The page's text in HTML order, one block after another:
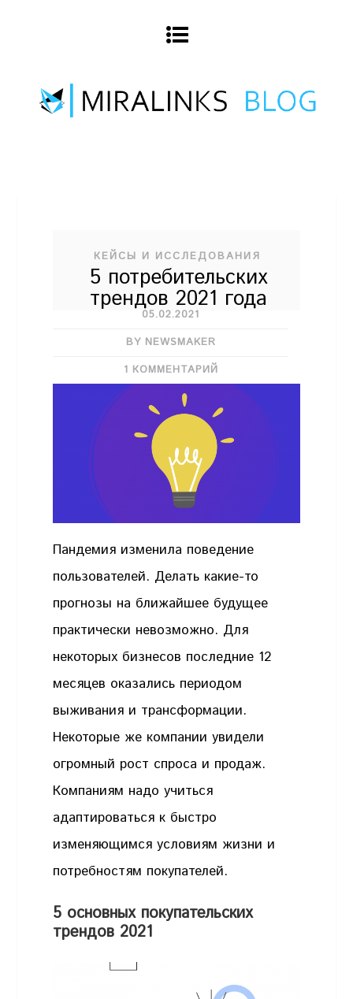
КЕЙСЫ И ИССЛЕДОВАНИЯ
5 потребительских
трендов 2021 года
05.02.2021
BY NEWSMAKER
1 КОММЕНТАРИЙ
Пандемия изменила поведение
пользователей. Делать какие-то
прогнозы на ближайшее будущее
практически невозможно. Для
некоторых бизнесов последние 12
месяцев оказались периодом
выживания и трансформации.
Некоторые же компании увидели
огромный рост спроса и продаж.
Компаниям надо учиться
адаптироваться к быстро
изменяющимся условиям жизни и
потребностям покупателей.
5 основных покупательских
трендов 2021